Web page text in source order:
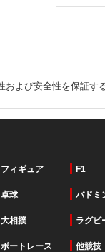
よび安全性を保証す
フィギュア F1
卓球 バドミ
大相撲 ラグビ
ボートレース 他競技